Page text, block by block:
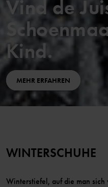
Vind de
Kind.
MEHR ERFAHREN
WINTERSCHUHE
Winterstiefel, auf die man